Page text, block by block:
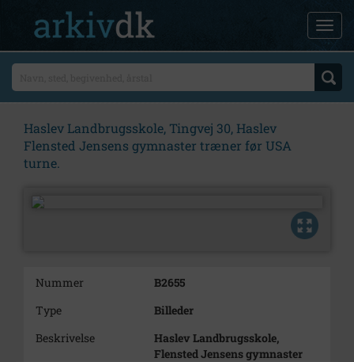
Haslev Landbrugsskole, Tingvej 30, Haslev
Flensted Jensens gymnaster træner før USA
turne.
Nummer
B2655
Type
Billeder
Beskrivelse
Haslev Landbrugsskole,
Flensted Jensens gymnaster